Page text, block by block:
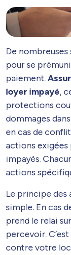
De
pour se
paiement.
loyer impayé,
protections
dommages
en cas de
actions exigées
impayés.
actions
Le principe des
simple. En cas
prend le relai
percevoir.
contre votre